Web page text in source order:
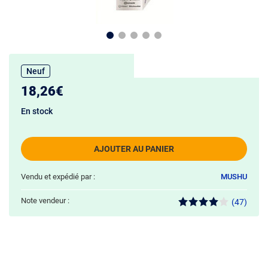
Neuf
18,26€
AJOUTER AU PANIER
En stock
Vendu et expédié par : MUSHU
Note vendeur : (47)